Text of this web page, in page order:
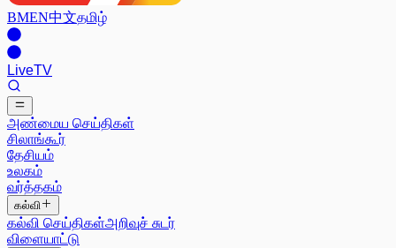
BMEN中文தமிழ்
LiveTV
அண்மைய செய்திகள்
சிலாங்கூர்
தேசியம்
உலகம்
வர்த்தகம்
கல்வி
கல்வி செய்திகள்அறிவுச் சுடர்
விளையாட்டு